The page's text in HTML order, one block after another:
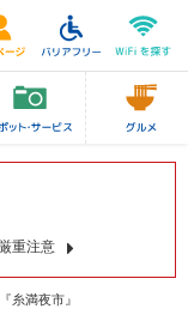
重注意
糸満夜市』